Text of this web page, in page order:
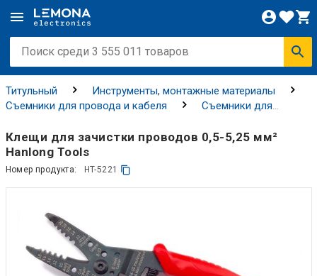
Титульный
Инструменты, монтажные материалы
Съемники для провода и кабеля
Съемники для
Клещи для зачистки проводов 0,5-5,25 мм²
Hanlong Tools
Номер продукта: HT-5221